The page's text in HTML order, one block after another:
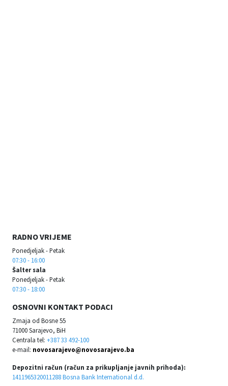
RADNO VRIJEME
Ponedjeljak - Petak
07:30 - 16:00
Šalter sala
Ponedjeljak - Petak
07:30 - 18:00
OSNOVNI KONTAKT PODACI
Zmaja od Bosne 55
71000 Sarajevo, BiH
Centrala tel: +387 33 492-100
e-mail: novosarajevo@novosarajevo.ba
Depozitni račun (račun za prikupljanje javnih prihoda):
1411965320011288 Bosna Bank International d.d.